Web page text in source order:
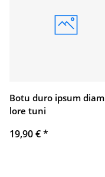
Botu duro ipsum diam
lore tuni
19,90 €*